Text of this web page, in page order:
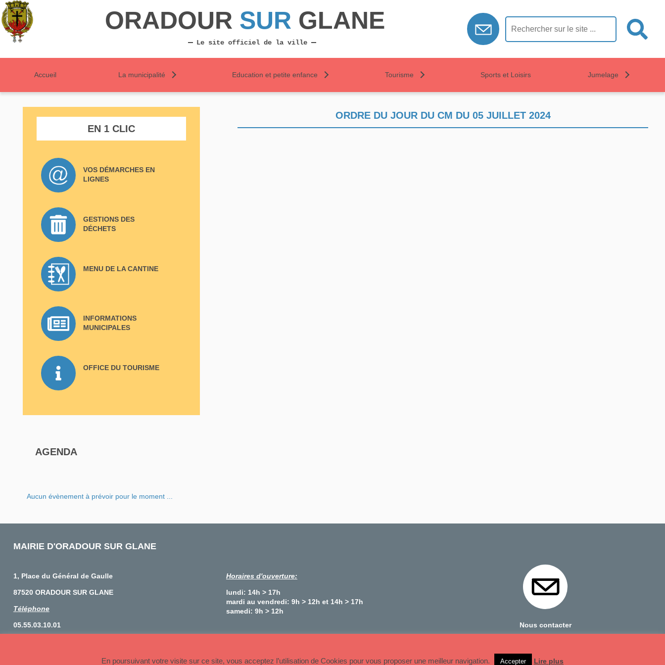
ORADOUR SUR GLANE
Le site officiel de la ville
Accueil La municipalité Education et petite enfance Tourisme Sports et Loisirs Jumelage
EN 1 CLIC
VOS DÉMARCHES EN
LIGNES
GESTIONS DES
DÉCHETS
MENU DE LA CANTINE
INFORMATIONS
MUNICIPALES
OFFICE DU TOURISME
AGENDA
Aucun évènement à prévoir pour le moment ...
ORDRE DU JOUR DU CM DU 05 JUILLET 2024
MAIRIE D'ORADOUR SUR GLANE
1, Place du Général de Gaulle
87520 ORADOUR SUR GLANE
Téléphone
05.55.03.10.01
Horaires d'ouverture:
lundi: 14h > 17h
mardi au vendredi: 9h > 12h et 14h > 17h
samedi: 9h > 12h
Nous contacter
© 2026 Copyright Oradour sur Glane Plan du site Mentions Légales
En poursuivant votre visite sur ce site, vous acceptez l’utilisation de Cookies pour vous proposer une meilleur navigation. Accepter Lire plus